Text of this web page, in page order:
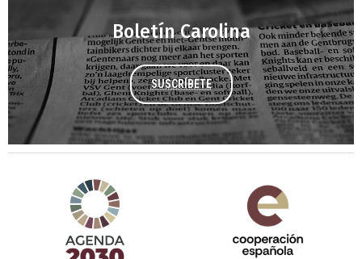
Boletín Carolina
SUSCRÍBETE